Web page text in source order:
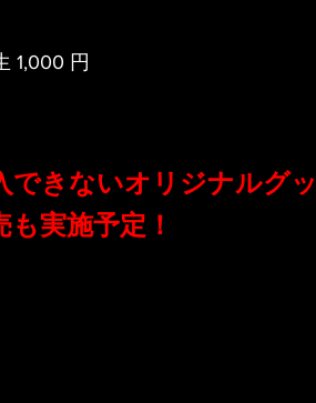
1,000 円
できないオリジナルグ
実施予定！